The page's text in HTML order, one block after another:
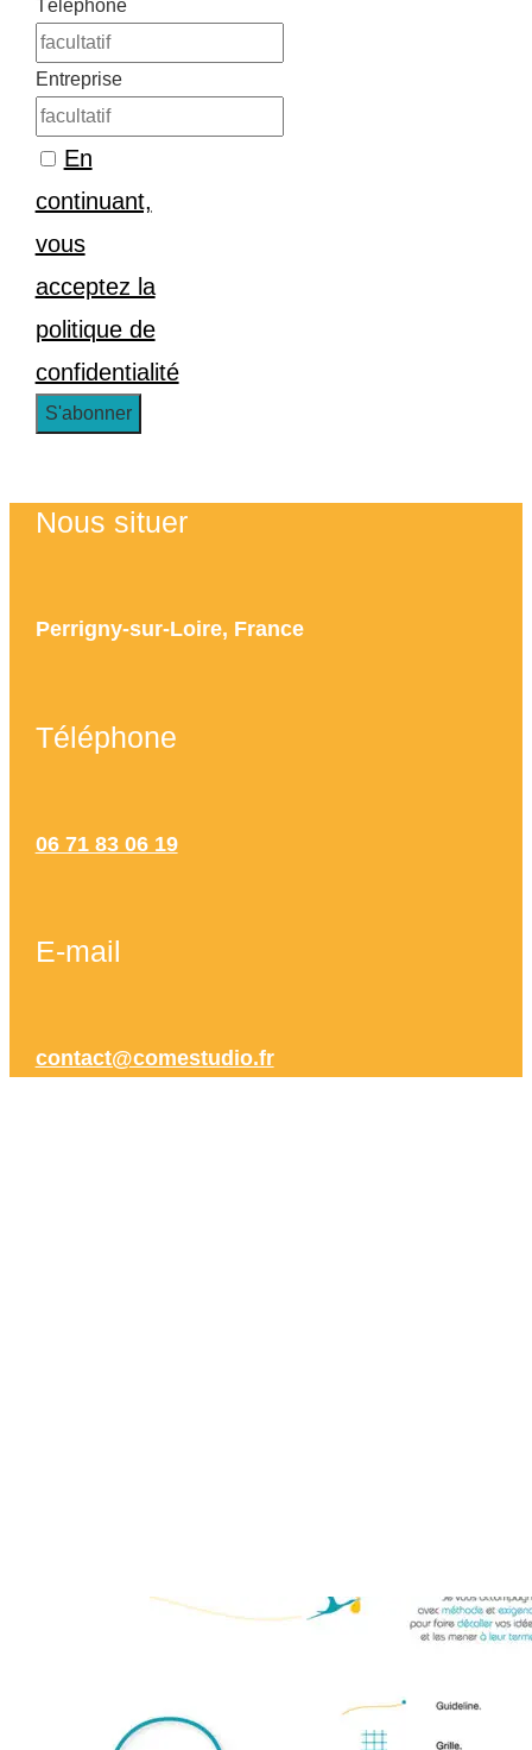
Téléphone
Entreprise
En
continuant,
vous
acceptez la
politique de
confidentialité
Nous situer
Perrigny-sur-Loire, France
Téléphone
06 71 83 06 19
E-mail
contact@comestudio.fr